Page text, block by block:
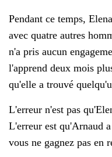
Pendant ce temps,
avec quatre autres
n'a pris aucun
l'apprend deux mois
qu'elle a trouvé
L'erreur n'est pas
L'erreur est qu'Arnaud
vous ne gagnez pas en